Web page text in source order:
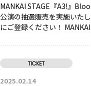
MANKAI STAGE『A3!』
公演の抽選販売を実施いた
にご登録ください！
TICKET
2025.02.14